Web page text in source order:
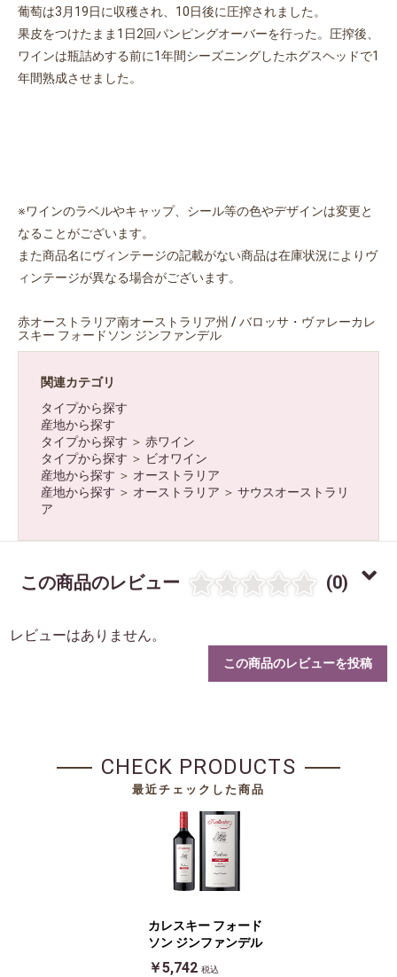
葡萄は3月19日に収穫され、10日後に圧搾されました。
果皮をつけたまま1日2回パンピングオーバーを行った。圧搾後、
ワインは瓶詰めする前に1年間シーズニングしたホグスヘッドで1
年間熟成させました。
※ワインのラベルやキャップ、シール等の色やデザインは変更と
なることがございます。
また商品名にヴィンテージの記載がない商品は在庫状況によりヴ
ィンテージが異なる場合がございます。
赤オーストラリア南オーストラリア州 / バロッサ・ヴァレーカレ
スキー フォードソン ジンファンデル
関連カテゴリ
タイプから探す
産地から探す
タイプから探す ＞ 赤ワイン
タイプから探す ＞ ビオワイン
産地から探す ＞ オーストラリア
産地から探す ＞ オーストラリア ＞ サウスオーストラリ
ア
この商品のレビュー (0)
レビューはありません。
この商品のレビューを投稿
CHECK PRODUCTS
最近チェックした商品
カレスキー フォード
ソン ジンファンデル
￥5,742 税込